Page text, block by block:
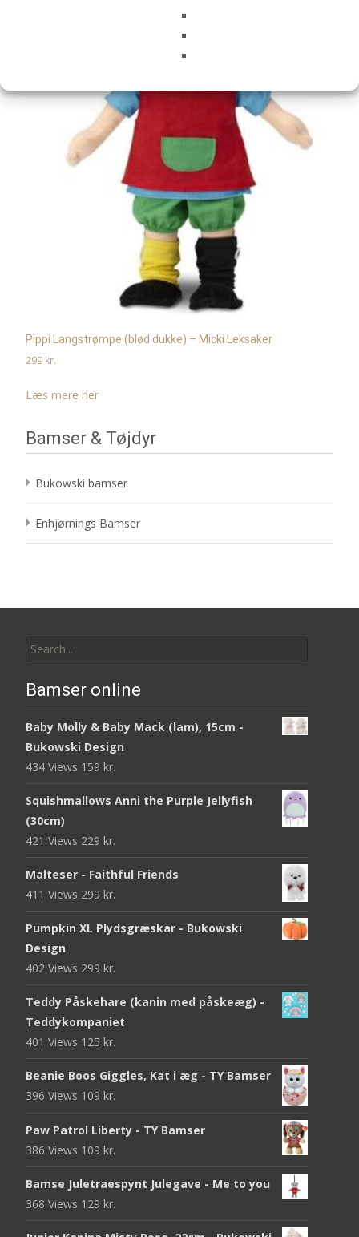
Pippi Langstrømpe (blød dukke) – Micki Leksaker
299 kr.
Læs mere her
Bamser & Tøjdyr
Bukowski bamser
Enhjørnings Bamser
for:
Bamser online
Baby Molly & Baby Mack (lam), 15cm -
Bukowski Design
434 Views 159 kr.
Squishmallows Anni the Purple Jellyfish
(30cm)
421 Views 229 kr.
Malteser - Faithful Friends
411 Views 299 kr.
Pumpkin XL Plydsgræskar - Bukowski
Design
402 Views 299 kr.
Teddy Påskehare (kanin med påskeæg) -
Teddykompaniet
401 Views 125 kr.
Beanie Boos Giggles, Kat i æg - TY Bamser
396 Views 109 kr.
Paw Patrol Liberty - TY Bamser
386 Views 109 kr.
Bamse Juletraespynt Julegave - Me to you
368 Views 129 kr.